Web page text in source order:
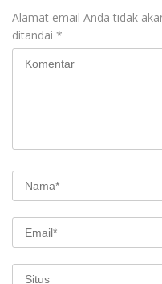
Alamat email Anda tidak
ditandai *